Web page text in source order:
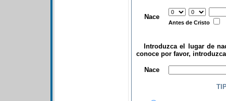
Nace
Antes de Cristo
Introduzca el lugar de
conoce por favor,
Nace